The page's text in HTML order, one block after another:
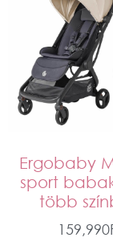
Ergobaby
sport
több
159,990